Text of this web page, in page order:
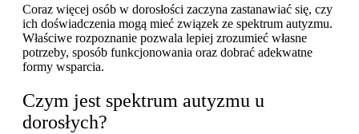
Coraz więcej osób w dorosłości zaczyna zastanawiać się, czy
ich doświadczenia mogą mieć związek ze spektrum autyzmu.
Właściwe rozpoznanie pozwala lepiej zrozumieć własne
potrzeby, sposób funkcjonowania oraz dobrać adekwatne
formy wsparcia.
Czym jest spektrum autyzmu u
dorosłych?